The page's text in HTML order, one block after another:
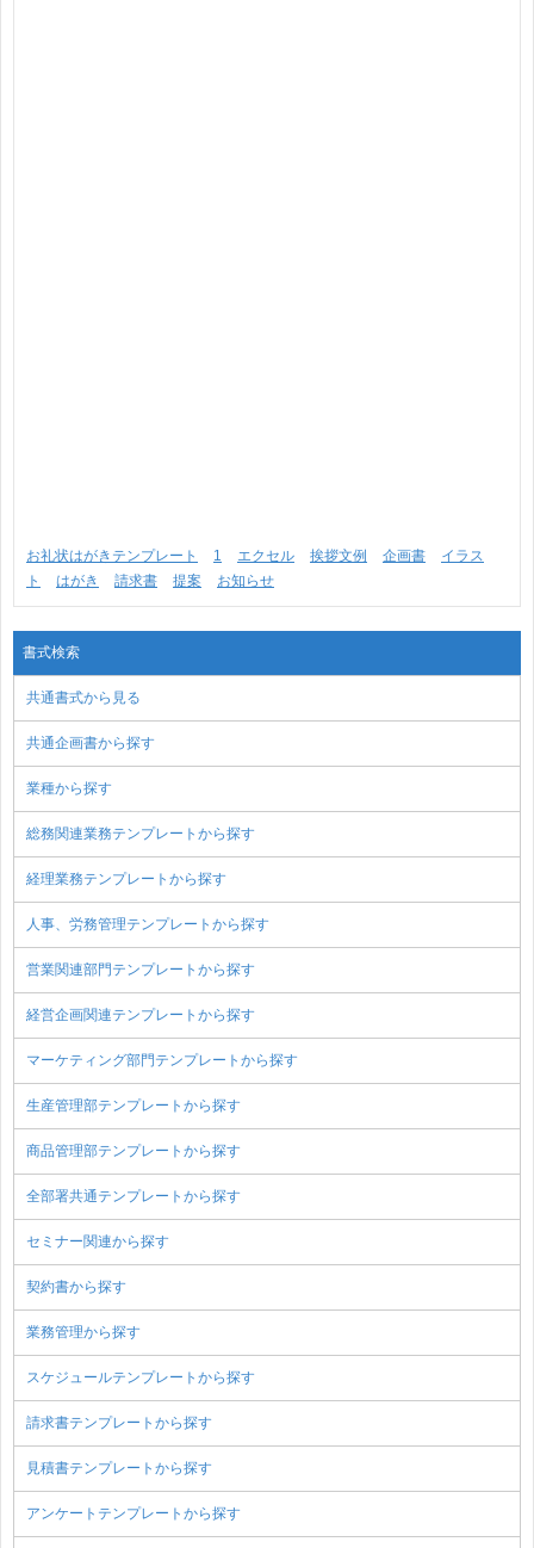
お礼状はがきテンプレート 1 エクセル 挨拶文例 企画書
イラス
ト
はがき 請求書 提案 お知らせ
書式検索
共通書式から見る
共通企画書から探す
業種から探す
総務関連業務テンプレートから探す
経理業務テンプレートから探す
人事、労務管理テンプレートから探す
営業関連部門テンプレートから探す
経営企画関連テンプレートから探す
マーケティング部門テンプレートから探す
生産管理部テンプレートから探す
商品管理部テンプレートから探す
全部署共通テンプレートから探す
セミナー関連から探す
契約書から探す
業務管理から探す
スケジュールテンプレートから探す
請求書テンプレートから探す
見積書テンプレートから探す
アンケートテンプレートから探す